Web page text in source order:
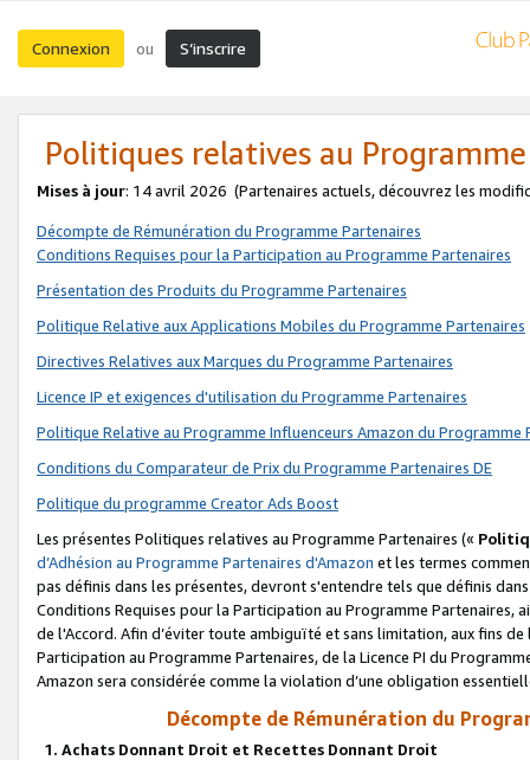
Connexion ou S’inscrire
Politiques relatives au
Mises à jour: 14 avril 2026 (Partenaires actuels, découvrez les
Décompte de Rémunération du Programme Partenaires
Conditions Requises pour la Participation au Programme Partenaires
Présentation des Produits du Programme Partenaires
Politique Relative aux Applications Mobiles du Programme Partenaires
Directives Relatives aux Marques du Programme Partenaires
Licence IP et exigences d'utilisation du Programme Partenaires
Politique Relative au Programme Influenceurs Amazon du Programme
Conditions du Comparateur de Prix du Programme Partenaires DE
Politique du programme Creator Ads Boost
Les présentes Politiques relatives au Programme Partenaires («
d’Adhésion au Programme Partenaires d'Amazon et les termes
pas définis dans les présentes, devront s'entendre tels que définis
Conditions Requises pour la Participation au Programme Partenaires,
de l'Accord. Afin d’éviter toute ambiguïté et sans limitation, aux fins
Participation au Programme Partenaires, de la Licence PI du
Amazon sera considérée comme la violation d’une obligation
Décompte de Rémunération du
1. Achats Donnant Droit et Recettes Donnant Droit